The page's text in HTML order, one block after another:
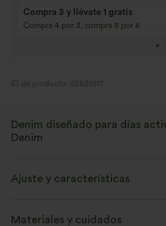
10% de descuento
¡En pedidos superiores a 107,00 EUR!
Código: Aug2026
ID de producto: 02839117
Denim diseñado para días
Denim
comodidad de la ropa deportiva.
elasticidad y suavidad con la que
Elástico en cuatro direcciones
Ajuste y características
Sujetador integrado
Materiales y cuidados